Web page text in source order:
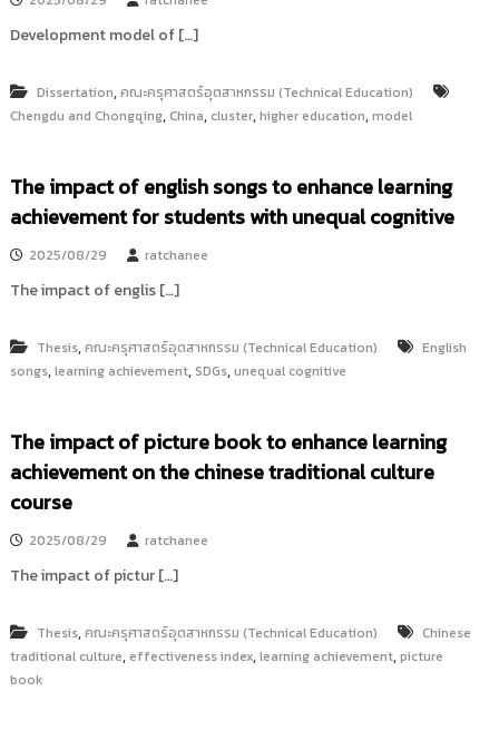
Development model of […]
Dissertation,คณะครุศาสตร์อุตสาหกรรม (Technical Education)
Chengdu and Chongqing, China, cluster,higher education,model
The impact of english songs to enhance learning
achievement for students with unequal cognitive
2025/08/29 ratchanee
The impact of englis […]
Thesis,คณะครุศาสตร์อุตสาหกรรม (Technical Education)
English
songs,learning achievement, SDGs,unequal cognitive
The impact of picture book to enhance learning
achievement on the chinese traditional culture
course
2025/08/29 ratchanee
The impact of pictur […]
Thesis,คณะครุศาสตร์อุตสาหกรรม (Technical Education)
Chinese
traditional culture, effectiveness index,learning achievement,picture
book